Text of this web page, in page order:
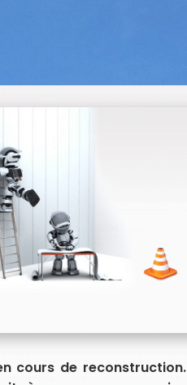
cours de